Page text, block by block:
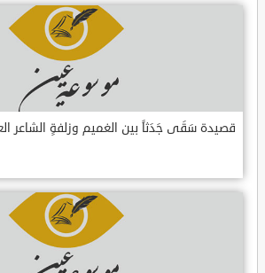
قصيدة سَقَى جَدَثاً بين الغميم وزلفةٍ الشاعر